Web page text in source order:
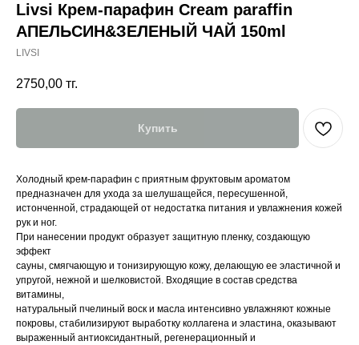
Livsi Крем-парафин Cream paraffin
АПЕЛЬСИН&ЗЕЛЕНЫЙ ЧАЙ 150ml
LIVSI
2750,00 тг.
Купить
Холодный крем-парафин с приятным фруктовым ароматом
предназначен для ухода за шелушащейся, пересушенной,
истонченной, страдающей от недостатка питания и увлажнения кожей
рук и ног.
При нанесении продукт образует защитную пленку, создающую
эффект
сауны, смягчающую и тонизирующую кожу, делающую ее эластичной и
упругой, нежной и шелковистой. Входящие в состав средства
витамины,
натуральный пчелиный воск и масла интенсивно увлажняют кожные
покровы, стабилизируют выработку коллагена и эластина, оказывают
выраженный антиоксидантный, регенерационный и